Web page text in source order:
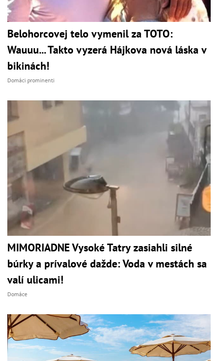
Belohorcovej telo vymenil za TOTO:
Wauuu... Takto vyzerá Hájkova nová láska v
bikinách!
Domáci prominenti
MIMORIADNE Vysoké Tatry zasiahli silné
búrky a prívalové dažde: Voda v mestách sa
valí ulicami!
Domáce